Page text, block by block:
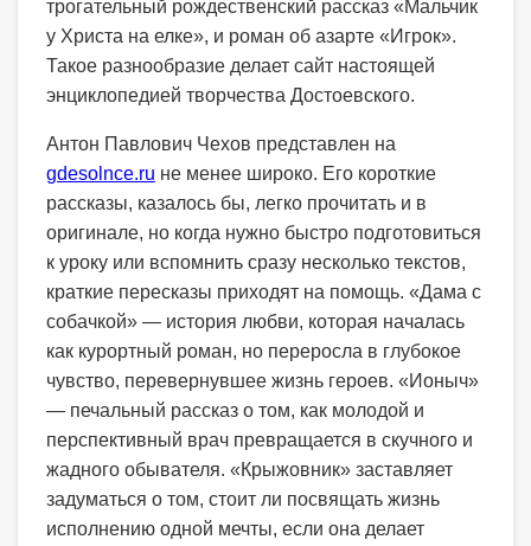
трогательный рождественский рассказ «Мальчик
у Христа на елке», и роман об азарте «Игрок».
Такое разнообразие делает сайт настоящей
энциклопедией творчества Достоевского.
Антон Павлович Чехов представлен на
gdesolnce.ru не менее широко. Его короткие
рассказы, казалось бы, легко прочитать и в
оригинале, но когда нужно быстро подготовиться
к уроку или вспомнить сразу несколько текстов,
краткие пересказы приходят на помощь. «Дама с
собачкой» — история любви, которая началась
как курортный роман, но переросла в глубокое
чувство, перевернувшее жизнь героев. «Ионыч»
— печальный рассказ о том, как молодой и
перспективный врач превращается в скучного и
жадного обывателя. «Крыжовник» заставляет
задуматься о том, стоит ли посвящать жизнь
исполнению одной мечты, если она делает